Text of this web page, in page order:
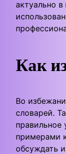
актуально
Как
Во
словарей.
примерами
обсуждать